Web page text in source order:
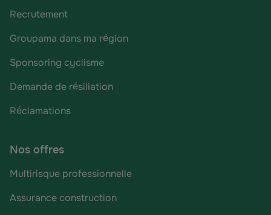
Recrutement
Groupama dans ma région
Sponsoring cyclisme
Demande de résiliation
Réclamations
Nos offres
Multirisque professionnelle
Assurance construction